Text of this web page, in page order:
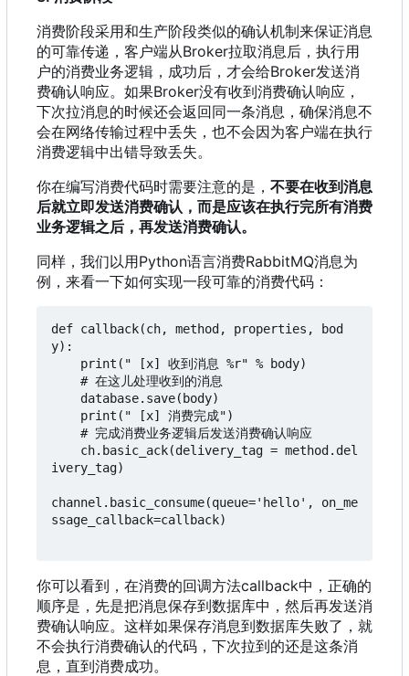
消费阶段采用和生产阶段类似的确认机制来保证消息
的可靠传递 ， 客户端从Broker拉取消息后 ， 执行用
户的消费业务逻辑 ， 成功后 ， 才会给Broker发送消
费确认响应。如果Broker没有收到消费确认响应 ，
下次拉消息的时候还会返回同一条消息 ， 确保消息不
会在网络传输过程中丢失 ， 也不会因为客户端在执行
消费逻辑中出错导致丢失。
你在编写消费代码时需要注意的是， 不要在收到消息
后就立即发送消费确认，而是应该在执行完所有消费
业务逻辑之后，再发送消费确认。
同样 ， 我们以用Python语言消费RabbitMQ消息为
例 ， 来看一下如何实现一段可靠的消费代码 ：
def callback(ch, method, properties, bod
y):
ivery_tag)
channel.basic_consume(queue='hello', on_me
ssage_callback=callback)
你可以看到 ， 在消费的回调方法callback中 ， 正确的
顺序是 ， 先是把消息保存到数据库中 ， 然后再发送消
费确认响应。这样如果保存消息到数据库失败了 ， 就
不会执行消费确认的代码 ， 下次拉到的还是这条消
息 ， 直到消费成功。